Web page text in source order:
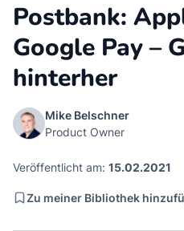
Postbank:
Google Pay –
hinterher
Mike Belschner
Product Owner
Veröffentlicht am: 15.02.2021
Zu meiner Bibliothek